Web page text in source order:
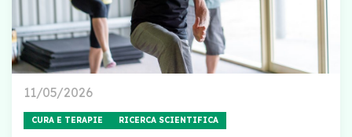
11/05/2026
CURA E TERAPIE RICERCA SCIENTIFICA